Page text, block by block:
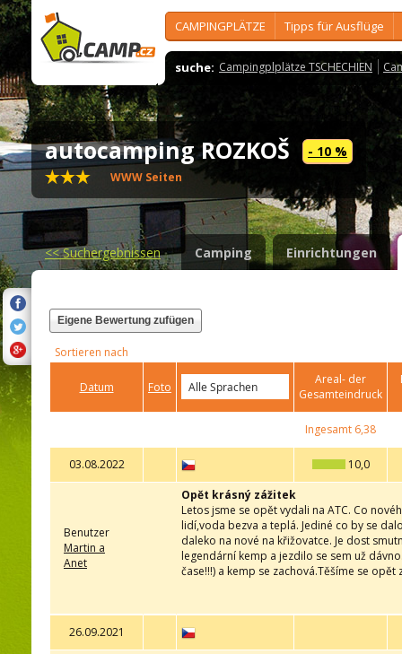
CAMPINGPLÄTZE Tipps für Ausflüge
suche: Campingplplätze TSCHECHIEN
autocamping ROZKOŠ - 10 %
WWW Seiten
<<Suchergebnissen Camping Einrichtungen
Eigene Bewertung zufügen
Sortieren nach
Datum Foto
Areal- der
Gesamteindruck
Ingesamt 6,38
03.08.2022 10,0
Benutzer
Martin a
Anet
Opět krásný zážitek
Letos jsme se opět vydali na ATC. Co
lidí,voda bezva a teplá. Jediné co by se
daleko na nové na křižovatce. Je dost
legendární kemp a jezdilo se sem už
čase!!!) a kemp se zachová.Těšíme se
26.09.2021